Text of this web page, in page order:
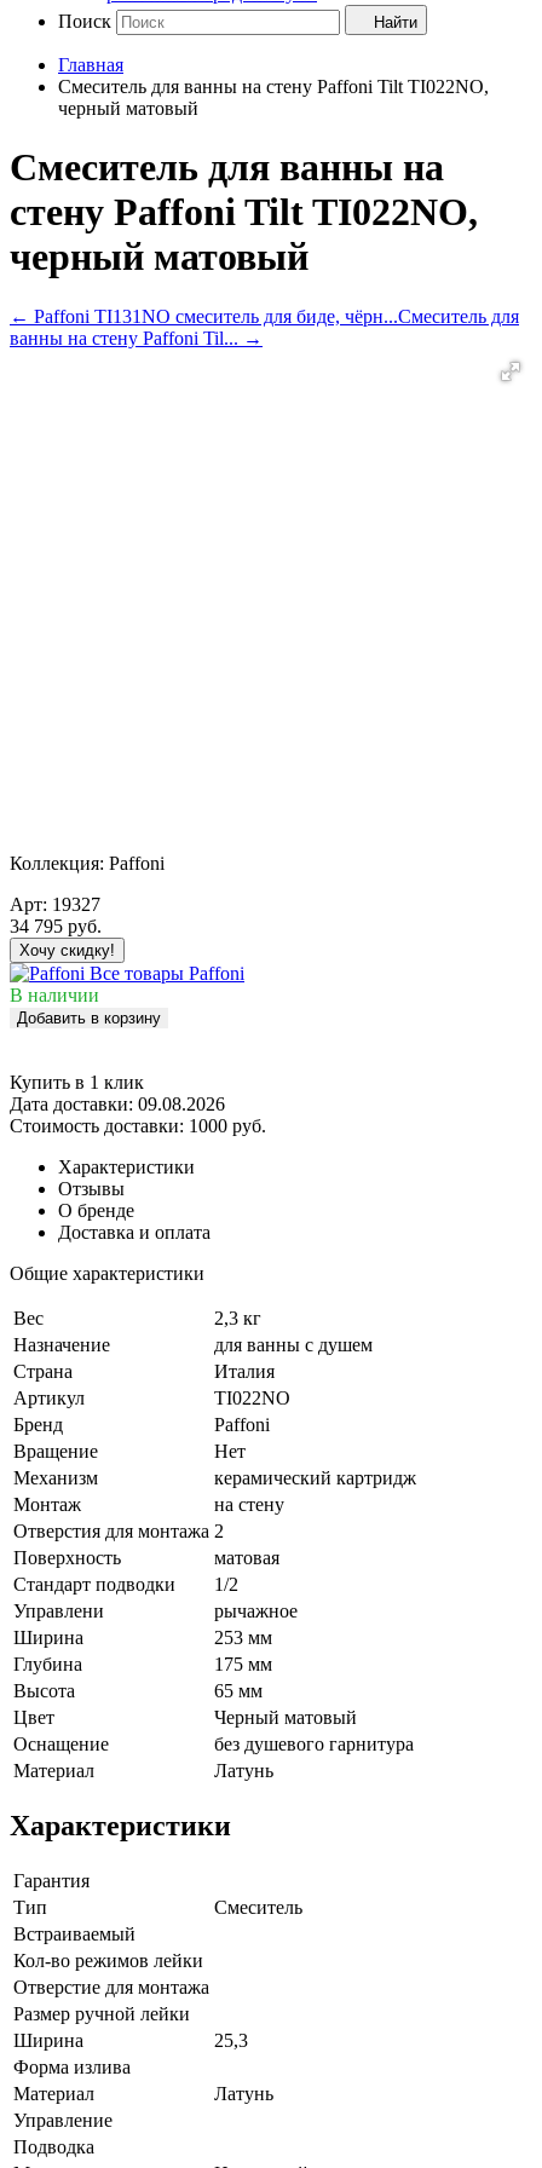
Поиск
Найти
Главная
Смеситель для ванны на стену Paffoni Tilt TI022NO,
черный матовый
Смеситель для ванны на
стену Paffoni Tilt TI022NO,
черный матовый
← Paffoni TI131NO смеситель для биде, чёрн...Смеситель для
ванны на стену Paffoni Til... →
Коллекция: Paffoni
Арт: 19327
34 795 руб.
Хочу скидку!
Все товары Paffoni
В наличии
Добавить в корзину
Купить в 1 клик
Дата доставки: 09.08.2026
Стоимость доставки: 1000 руб.
Характеристики
Отзывы
О бренде
Доставка и оплата
Общие характеристики
Вес
2,3 кг
Назначение
для ванны с душем
Страна
Италия
Артикул
TI022NO
Бренд
Paffoni
Вращение
Нет
Механизм
керамический картридж
Монтаж
на стену
Отверстия для монтажа 2
Поверхность
матовая
Стандарт подводки
1/2
Управлени
рычажное
Ширина
253 мм
Глубина
175 мм
Высота
65 мм
Цвет
Черный матовый
Оснащение
без душевого гарнитура
Материал
Латунь
Характеристики
Гарантия
Тип
Смеситель
Встраиваемый
Кол-во режимов лейки
Отверстие для монтажа
Размер ручной лейки
Ширина
25,3
Форма излива
Материал
Латунь
Управление
Подводка